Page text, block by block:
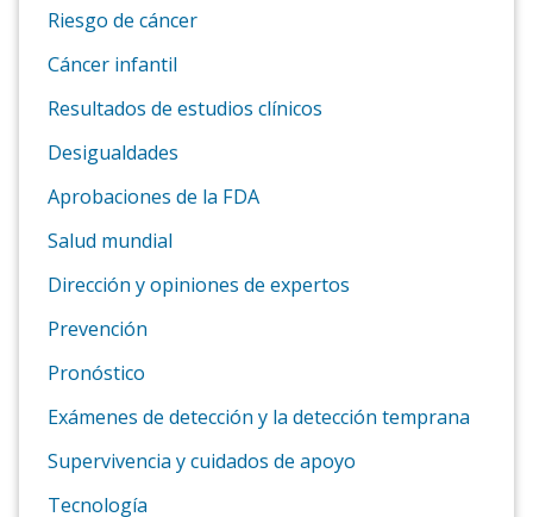
Riesgo de cáncer
Cáncer infantil
Resultados de estudios clínicos
Desigualdades
Aprobaciones de la FDA
Salud mundial
Dirección y opiniones de expertos
Prevención
Pronóstico
Exámenes de detección y la detección temprana
Supervivencia y cuidados de apoyo
Tecnología